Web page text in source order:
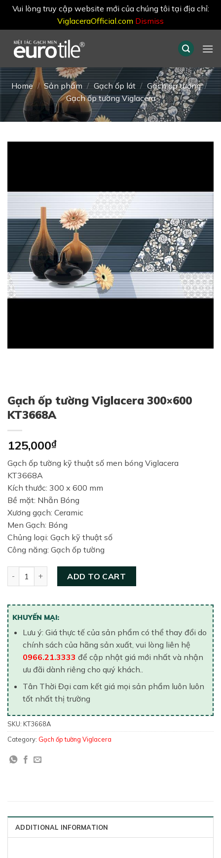
Vui lòng truy cập website mới của chúng tôi tại địa chỉ:
ViglaceraOfficial.com Dismiss
content
Home / Sản phẩm / Gạch ốp lát / Gạch ốp tường /
Gạch ốp tường Viglacera
Gạch ốp tường Viglacera 300×600
KT3668A
125,000₫
Gạch ốp tường kỹ thuật số men bóng Viglacera
KT3668A
Kích thước: 300 x 600 mm
Bề mặt: Nhẵn Bóng
Xương gạch: Ceramic
Men Gạch: Bóng
Chủng loại: Gạch kỹ thuật số
Công năng: Gạch ốp tường
ADD TO CART
KHUYẾN MẠI:
Lưu ý: Giá thực tế của sản phẩm có thể thay đổi do
chính sách của hãng sản xuất, vui lòng liên hệ
0966.21.3333 để cập nhật giá mới nhất và nhận
ưu đãi dành riêng cho quý khách..
Tân Thời Đại cam kết giá mọi sản phẩm luôn luôn
tốt nhất thị trường
SKU: KT3668A
Category: Gạch ốp tường Viglacera
ADDITIONAL INFORMATION